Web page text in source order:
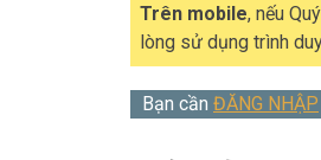
Trên mobile, nếu
lòng sử dụng trình
Bạn cần ĐĂNG NHẬP